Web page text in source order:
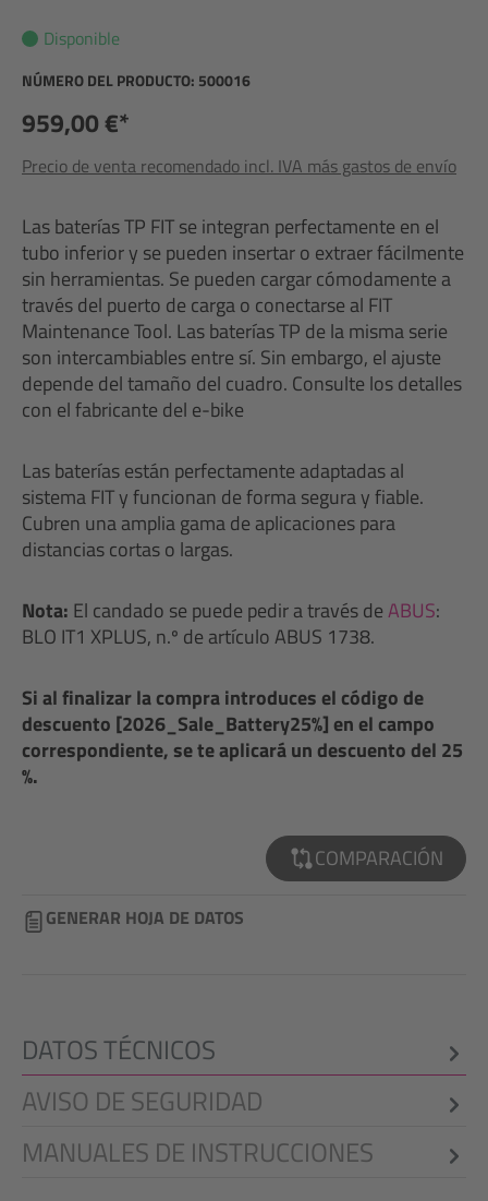
Disponible
NÚMERO DEL PRODUCTO: 500016
959,00 €*
Precio de venta recomendado incl. IVA más gastos de envío
Las baterías TP FIT se integran perfectamente en el
tubo inferior y se pueden insertar o extraer fácilmente
sin herramientas. Se pueden cargar cómodamente a
través del puerto de carga o conectarse al FIT
Maintenance Tool. Las baterías TP de la misma serie
son intercambiables entre sí. Sin embargo, el ajuste
depende del tamaño del cuadro. Consulte los detalles
con el fabricante del e-bike
Las baterías están perfectamente adaptadas al
sistema FIT y funcionan de forma segura y fiable.
Cubren una amplia gama de aplicaciones para
distancias cortas o largas.
Nota: El candado se puede pedir a través deABUS:
BLO IT1 XPLUS, n.º de artículo ABUS 1738.
Si al finalizar la compra introduces el código de
descuento [2026_Sale_Battery25%] en el campo
correspondiente, se te aplicará un descuento del 25
%.
COMPARACIÓN
GENERAR HOJA DE DATOS
DATOS TÉCNICOS
AVISO DE SEGURIDAD
MANUALES DE INSTRUCCIONES